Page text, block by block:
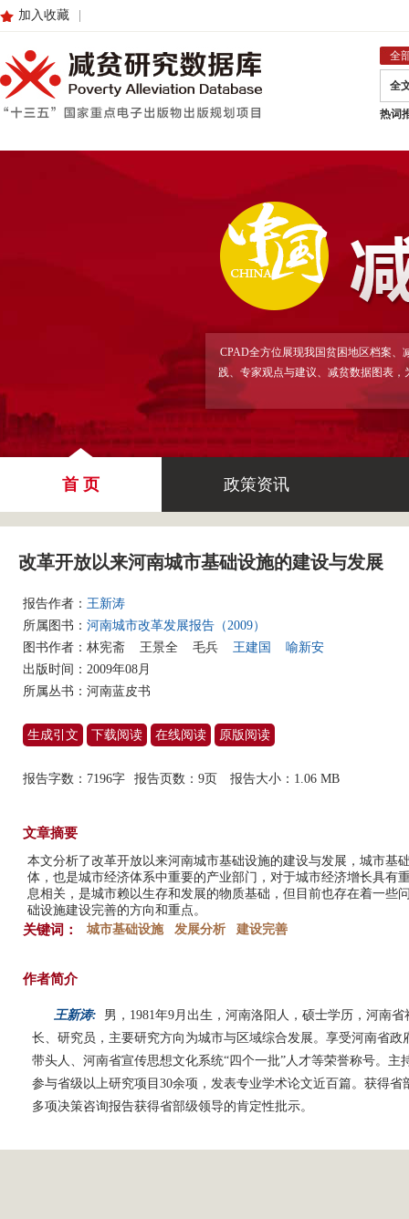
加入收藏
全
全
热词
CPAD全方位展现我国贫困地区档案
践、专家观点与建议、减贫数据图表
首 页 政策资讯
改革开放以来河南城市基础设施的建设与发展
报告作者： 王新涛
所属图书： 河南城市改革发展报告（2009）
图书作者： 林宪斋 王景全 毛兵 王建国
喻新安
出版时间：2009年08月
所属丛书： 河南蓝皮书
生成引文 下载阅读 在线阅读 原版阅读
报告字数：7196字 报告页数：9页 报告大小： 1.06 MB
文章摘要
本文分析了改革开放以来河南城市基础设施的建设与发展，城市基
体，也是城市经济体系中重要的产业部门，对于城市经济增长具有
息相关，是城市赖以生存和发展的物质基础，但目前也存在着一些
础设施建设完善的方向和重点。
关键词： 城市基础设施 发展分析 建设完善
作者简介
王新涛:
男，1981年9月出生，河南洛阳人，硕士学历，河南
长、研究员，主要研究方向为城市与区域综合发展。享受河南省
带头人、河南省宣传思想文化系统“四个一批”人才等荣誉称号。主
参与省级以上研究项目30余项，发表专业学术论文近百篇。获得
多项决策咨询报告获得省部级领导的肯定性批示。